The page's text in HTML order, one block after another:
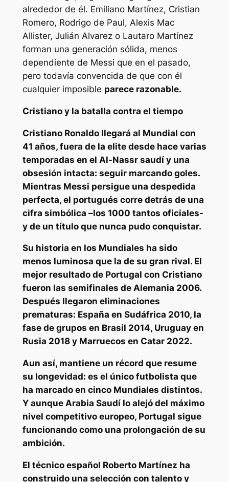
alrededor de él. Emiliano Martínez, Cristian
Romero, Rodrigo de Paul, Alexis Mac
Allister, Julián Alvarez o Lautaro Martínez
forman una generación sólida, menos
dependiente de Messi que en el pasado,
pero todavía convencida de que con él
cualquier imposible parece razonable.
Cristiano y la batalla contra el tiempo
Cristiano Ronaldollegará al Mundial con
41 años, fuera de la elite desde hace varias
temporadas en el Al-Nassr saudí y una
obsesión intacta: seguir marcando goles.
Mientras Messi persigue una despedida
perfecta, el portugués corre detrás de una
cifra simbólica –los 1000 tantos oficiales-
y de un título que nunca pudo conquistar.
Su historia en los Mundiales ha sido
menos luminosa que la de su gran rival. El
mejor resultado de Portugal con Cristiano
fueron las semifinales de Alemania 2006.
Después llegaron eliminaciones
prematuras: España en Sudáfrica 2010, la
fase de grupos en Brasil 2014, Uruguay en
Rusia 2018 y Marruecos en Catar 2022.
Aun así, mantiene un récord que resume
su longevidad: es el único futbolista que
ha marcado en cinco Mundiales distintos.
Y aunque Arabia Saudí lo alejó del máximo
nivel competitivo europeo, Portugal sigue
funcionando como una prolongación de su
ambición.
El técnico español Roberto Martínez ha
construido una selección con talento y